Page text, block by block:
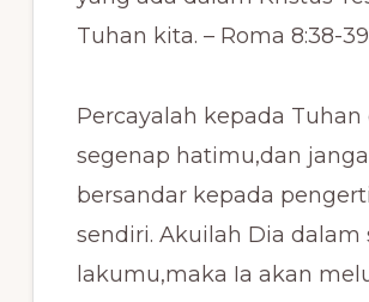
Tuhan kita. – Roma 8:38-39
Percayalah kepada Tuhan
segenap hatimu,dan
bersandar kepada
sendiri. Akuilah Dia dalam
lakumu,maka Ia akan